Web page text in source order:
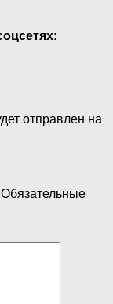
отправлен на
Обязательные